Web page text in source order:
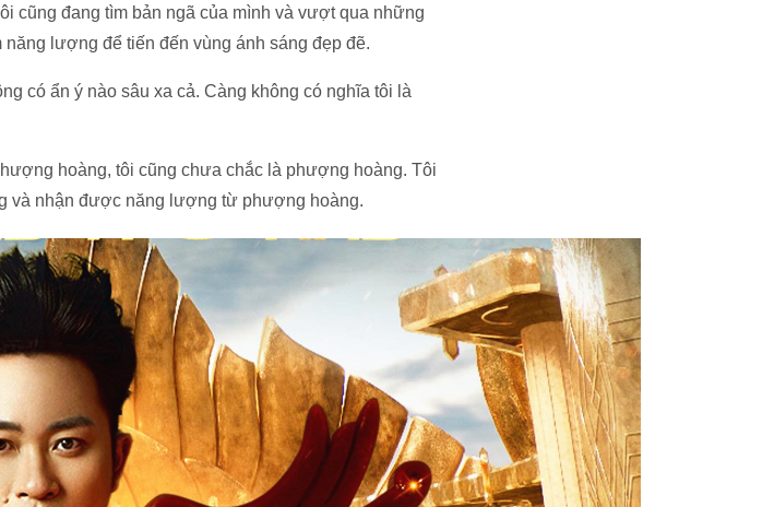
cũng đang tìm bản ngã của mình và vượt qua những
lượng để tiến đến vùng ánh sáng đẹp đẽ.
có ẩn ý nào sâu xa cả. Càng không có nghĩa tôi là
hoàng, tôi cũng chưa chắc là phượng hoàng. Tôi
và nhận được năng lượng từ phượng hoàng.